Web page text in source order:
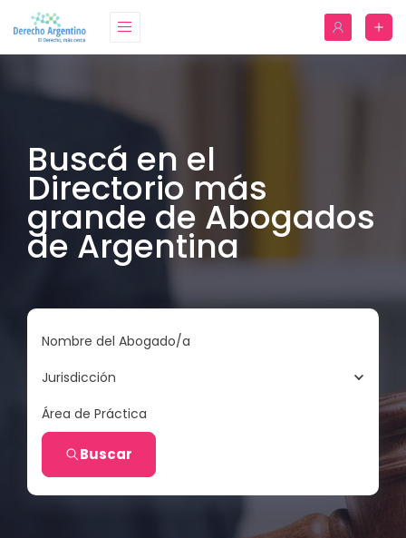
Buscá en el
Directorio más
grande de Abogados
de Argentina
Nombre del Abogado/a
Jurisdicción
Área de Práctica
Buscar